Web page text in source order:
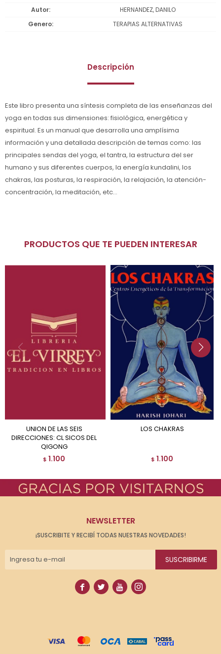
Autor
HERNANDEZ, DANILO
Genero
TERAPIAS ALTERNATIVAS
Descripción
Este libro presenta una síntesis completa de las enseñanzas del
yoga en todas sus dimensiones: fisiológica, energética y
espiritual. Es un manual que desarrolla una amplísima
información y una detallada descripción de temas como: las
principales sendas del yoga, el tantra, la estructura del ser
humano y sus diferentes cuerpos, la energía kundalini, los
chakras, las posturas, la respiración, la relajación, la atención-
concentración, la meditación, etc...
PRODUCTOS QUE TE PUEDEN INTERESAR
UNION DE LAS SEIS
DIRECCIONES: CL SICOS DEL
QIGONG
$ 1.100
LOS CHAKRAS
$ 1.100
NEWSLETTER
¡SUSCRIBITE Y RECIBÍ TODAS NUESTRAS NOVEDADES!
SUSCRIBIRME
   